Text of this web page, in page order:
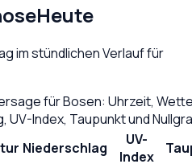
Heute
im stündlichen Verlauf für
fürBosen: Uhrzeit,
UV-Index, Taupunkt und
Niederschlag
UV-
Index